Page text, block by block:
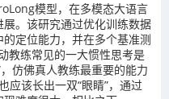
模型，在多模态大语言
。该研究通过优化训练数据
定位能力，并在多个基准测
教练常见的一大惯性思考是
仿佛真人教练最重要的能力
应该长出一双“眼睛”，通过